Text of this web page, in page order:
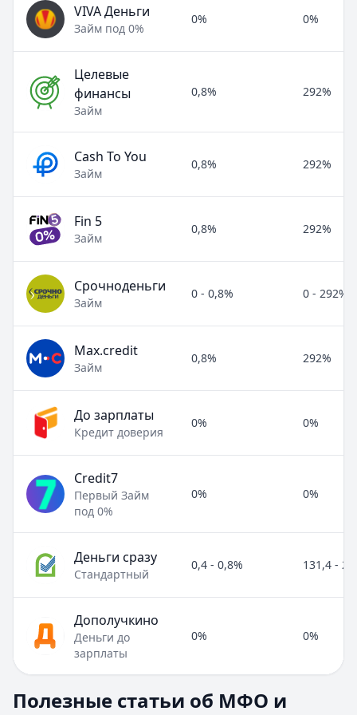
VIVA Деньги
Займ под 0%
0% 0%
Целевые
финансы
Займ
0,8% 292%
Cash To You
Займ
0,8% 292%
Fin 5
Займ
0,8% 292%
Срочноденьги
Займ
0 - 0,8% 0 - 292%
Max.credit
Займ
0,8% 292%
До зарплаты
Кредит доверия
0% 0%
Credit7
Первый Займ
под 0%
0% 0%
Деньги сразу
Стандартный
0,4 - 0,8% 131,4 -
Дополучкино
Деньги до
зарплаты
0% 0%
Раздел:МФО и микрозаймы. Всего статей: 8.
Полезные статьи об МФО и